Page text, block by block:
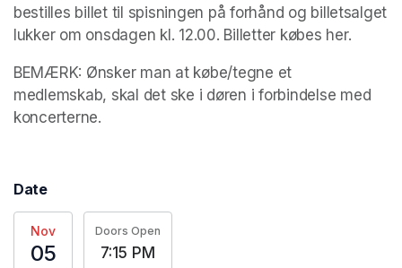
bestilles billet til spisningen på forhånd og billetsalget
lukker om onsdagen kl. 12.00. Billetter købes her.
BEMÆRK: Ønsker man at købe/tegne et
medlemskab, skal det ske i døren i forbindelse med
koncerterne.
Date
Nov
05
Doors Open
7:15 PM